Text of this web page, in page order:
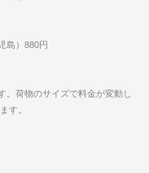
島）880円
。荷物のサイズで料金が変動し
す。